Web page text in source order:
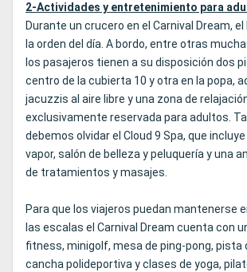
2-Actividades y entretenimiento para
Durante un crucero en el Carnival Dream,
la orden del día. A bordo, entre otras
los pasajeros tienen a su disposición dos
centro de la cubierta 10 y otra en la popa,
jacuzzis al aire libre y una zona de
exclusivamente reservada para adultos.
debemos olvidar el Cloud 9 Spa, que
vapor, salón de belleza y peluquería y una
de tratamientos y masajes.
Para que los viajeros puedan mantenerse
las escalas el Carnival Dream cuenta con
fitness, minigolf, mesa de ping-pong, pista
cancha polideportiva y clases de yoga,